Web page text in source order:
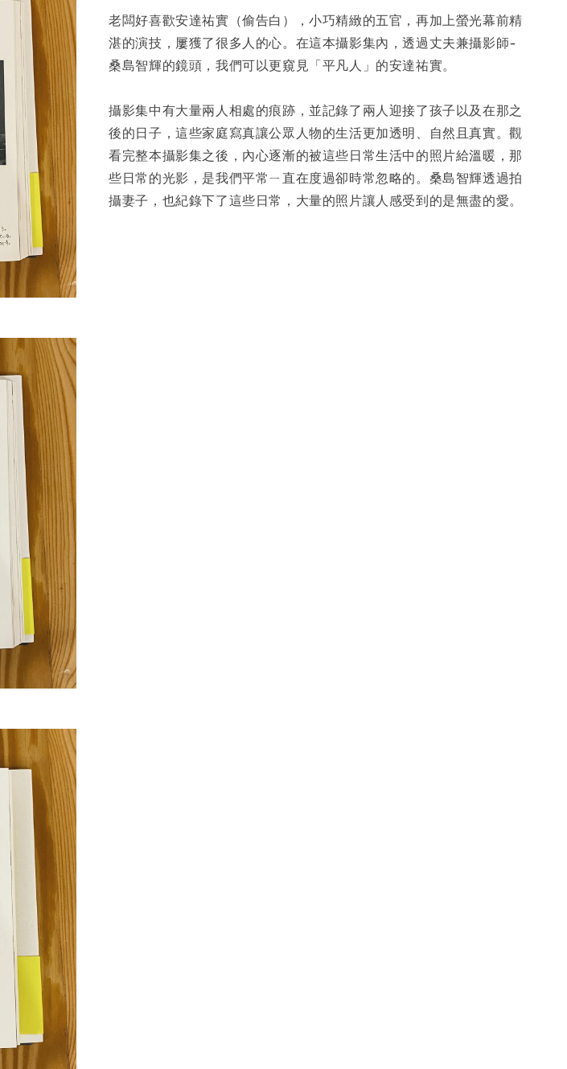
加入購物車
老闆好喜歡安達祐實（偷告白），小巧精緻的五官，再加上螢光幕前精
湛的演技，屢獲了很多人的心。在這本攝影集內，透過丈夫兼攝影師-
桑島智輝的鏡頭，我們可以更窺見「平凡人」的安達祐實。
攝影集中有大量兩人相處的痕跡，並記錄了兩人迎接了孩子以及在那之
後的日子，這些家庭寫真讓公眾人物的生活更加透明、自然且真實。觀
看完整本攝影集之後，內心逐漸的被這些日常生活中的照片給溫暖，那
些日常的光影，是我們平常ㄧ直在度過卻時常忽略的。桑島智輝透過拍
攝妻子，也紀錄下了這些日常，大量的照片讓人感受到的是無盡的愛。